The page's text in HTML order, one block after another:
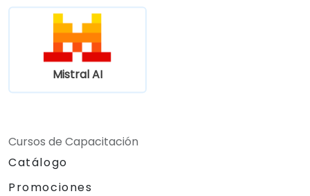
Mistral AI
Cursos de Capacitación
Catálogo
Promociones